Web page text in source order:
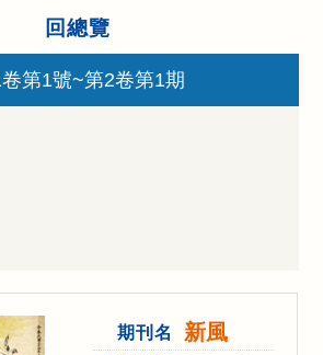
回總覽
第1號~第2卷第1期
期刊名 新風